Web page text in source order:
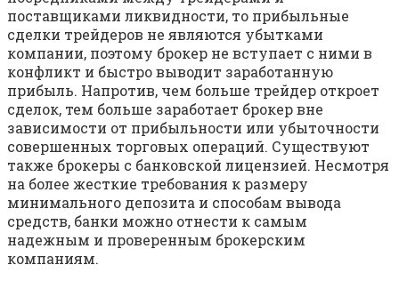
поставщиками ликвидности, то прибыльные
сделки трейдеров не являются убытками
компании, поэтому брокер не вступает с ними в
конфликт и быстро выводит заработанную
прибыль. Напротив, чем больше трейдер откроет
сделок, тем больше заработает брокер вне
зависимости от прибыльности или убыточности
совершенных торговых операций. Существуют
также брокеры с банковской лицензией. Несмотря
на более жесткие требования к размеру
минимального депозита и способам вывода
средств, банки можно отнести к самым
надежным и проверенным брокерским
компаниям.